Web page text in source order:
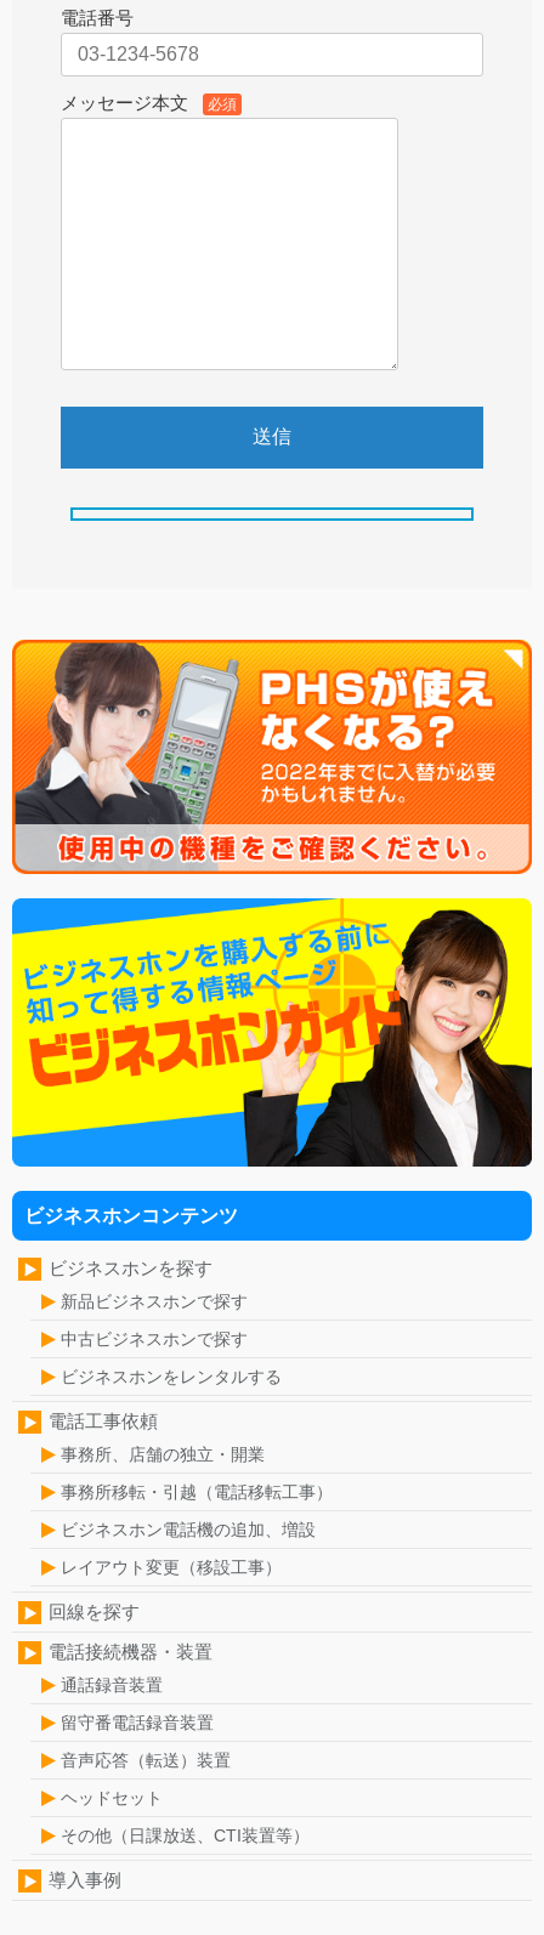
電話番号
メッセージ本文 必須
ビジネスホンコンテンツ
ビジネスホンを探す
新品ビジネスホンで探す
中古ビジネスホンで探す
ビジネスホンをレンタルする
電話工事依頼
事務所、店舗の独立・開業
事務所移転・引越（電話移転工事）
ビジネスホン電話機の追加、増設
レイアウト変更（移設工事）
回線を探す
電話接続機器・装置
通話録音装置
留守番電話録音装置
音声応答（転送）装置
ヘッドセット
その他（日課放送、CTI装置等）
導入事例